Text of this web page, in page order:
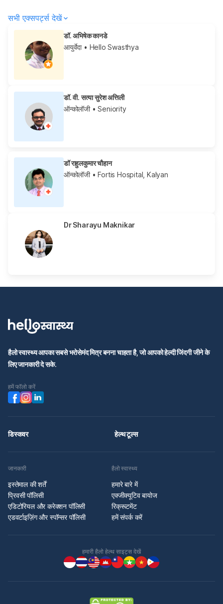
सभी एक्सपर्ट्स देखें
डॉ. अभिषेक कानडे
आयुर्वेदा• Hello Swasthya
डॉ. वी. सत्या सुरेश अत्तिली
ऑन्कोलॉजी• Seniority
डॉ राहुलकुमार चौहान
ऑन्कोलॉजी• Fortis Hospital, Kalyan
Dr Sharayu Maknikar
हैलो स्वास्थ्य आपका सबसे भरोसेमंद मित्र बनना चाहता है, जो आपको हेल्दी जिंदगी जीने के
लिए जानकारी दे सके.
हमें फॉलो करें
डिस्कवर हेल्थ टूल्स
जानकारी
इस्तेमाल की शर्तें
प्रिवसी पॉलिसी
एडिटोरियल और करेक्शन पॉलिसी
एडवर्टाइज़िंग और स्पॉन्सर पॉलिसी
हैलो स्वास्थ्य
हमारे बारे में
एक्जीक्यूटिव बायोज
रिक्रूटमेंट
हमें संपर्क करें
हमारी हैलो हेल्थ साइट्स देखें